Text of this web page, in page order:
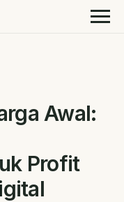
Awal:
Profit